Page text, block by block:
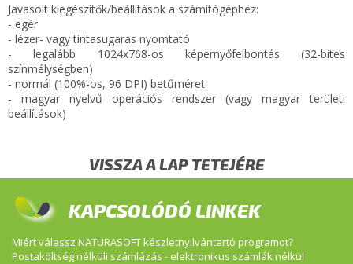
Javasolt kiegészítők/beállítások a számítógéphez:
- egér
- lézer- vagy tintasugaras nyomtató
- legalább 1024x768-os képernyőfelbontás (32-bites
színmélységben)
- normál (100%-os, 96 DPI) betűméret
- magyar nyelvű operációs rendszer (vagy magyar területi
beállítások)
VISSZA A LAP TETEJÉRE
KAPCSOLÓDÓ LINKEK
Miért válassz NATURASOFT készletnyilvántartó programot?
Postaköltség nélküli számlázás - elektronikus számlák nélkül